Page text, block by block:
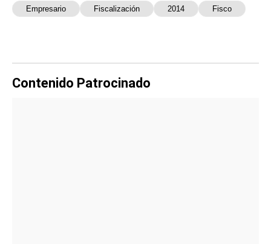
Empresario Fiscalización 2014 Fisco
Contenido Patrocinado